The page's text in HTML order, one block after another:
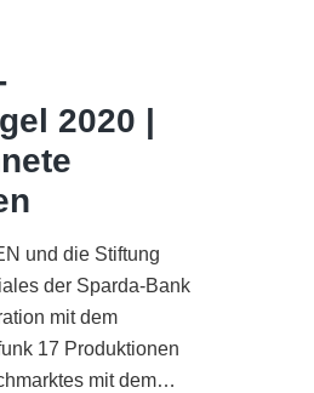
2020 |
und die Stiftung
der Sparda-Bank
mit dem
17 Produktionen
mit dem…